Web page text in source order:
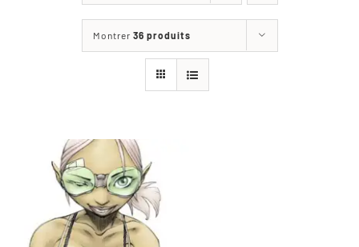
Contact
Montrer 36 produits